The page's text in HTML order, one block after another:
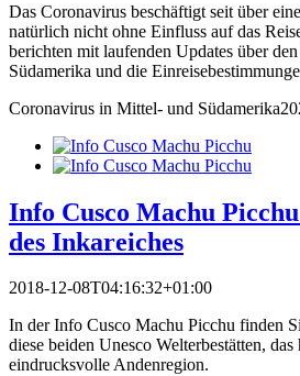
Das Coronavirus beschäftigt seit über
natürlich nicht ohne Einfluss auf das
berichten mit laufenden Updates über
Südamerika und die
Coronavirus in Mittel- und Südamerika
Info Cusco Machu
des Inkareiches
2018-12-08T04:16:32+01:00
In der Info Cusco Machu Picchu finden
diese beiden Unesco Welterbestätten,
eindrucksvolle Andenregion.